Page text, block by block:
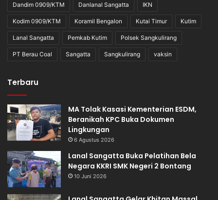
Dandim 0909/KTM Danlanal Sangatta IKN
Kodim 0909/KTM Koramil Bengalon Kutai Timur Kutim
Lanal Sangatta Pemkab Kutim Polsek Sangkulirang
PT Berau Coal Sangatta Sangkulirang vaksin
Terbaru
MA Tolak Kasasi Kementerian ESDM,
Beranikah KPC Buka Dokumen
Lingkungan
6 Agustus 2026
Lanal Sangatta Buka Pelatihan Bela
Negara KKRI SMK Negeri 2 Bontang
10 Juni 2026